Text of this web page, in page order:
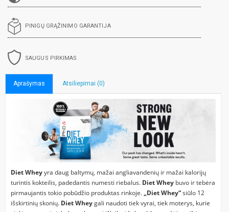
PINIGŲ GRĄŽINIMO GARANTIJA
SAUGUS PIRKIMAS
Aprašymas Atsiliepimai (0)
Diet Wheyyra daug baltymų, mažai angliavandenių ir mažai kalorijų
turintis kokteilis, padedantis numesti riebalus. Diet Whey buvo ir tebėra
pirmaujantis tokio pobūdžio produktas rinkoje.„Diet Whey“siūlo 12
išskirtinių skonių. Diet Wheygali naudoti tiek vyrai, tiek moterys, kurie